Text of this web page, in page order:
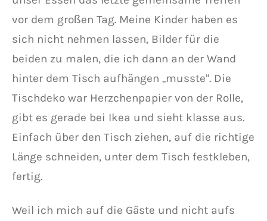
vor dem großen Tag. Meine Kinder haben es
sich nicht nehmen lassen, Bilder für die
beiden zu malen, die ich dann an der Wand
hinter dem Tisch aufhängen „musste“. Die
Tischdeko war Herzchenpapier von der Rolle,
gibt es gerade bei Ikea und sieht klasse aus.
Einfach über den Tisch ziehen, auf die richtige
Länge schneiden, unter dem Tisch festkleben,
fertig.
Weil ich mich auf die Gäste und nicht aufs